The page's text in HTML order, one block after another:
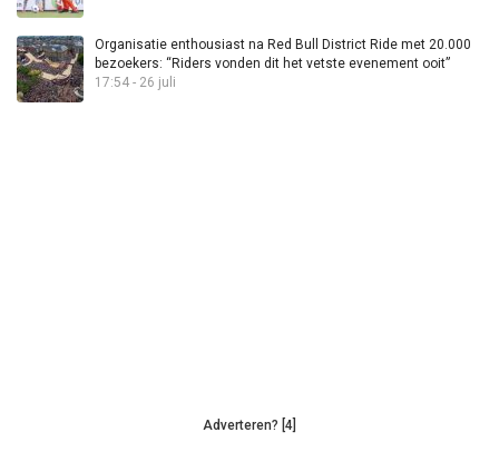
Organisatie enthousiast na Red Bull District Ride met 20.000
bezoekers: “Riders vonden dit het vetste evenement ooit”
17:54 - 26 juli
Adverteren? [4]